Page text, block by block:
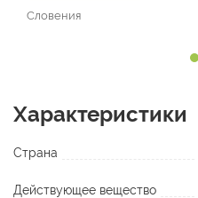
Словения
Характеристики
Страна
Действующее вещество